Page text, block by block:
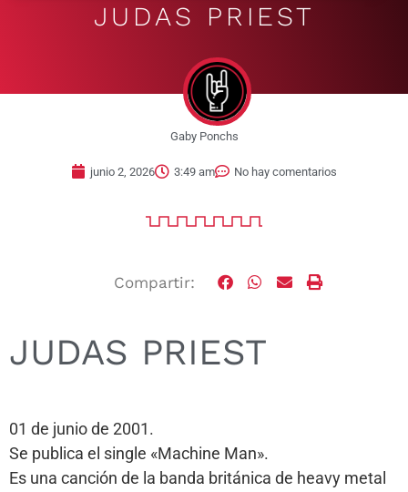
JUDAS PRIEST
Gaby Ponchs
junio 2, 2026 3:49 am No hay comentarios
Compartir:
JUDAS PRIEST
01 de junio de 2001.
Se publica el single «Machine Man».
Es una canción de la banda británica de heavy metal